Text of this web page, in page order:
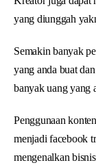
yang diunggah
Semakin banyak
yang anda buat
banyak uang yang
Penggunaan konten
menjadi facebook
mengenalkan